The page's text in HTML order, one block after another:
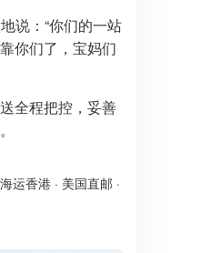
说：“你们的一站
你们了，宝妈们
全程把控，妥善
运香港 · 美国直邮 ·